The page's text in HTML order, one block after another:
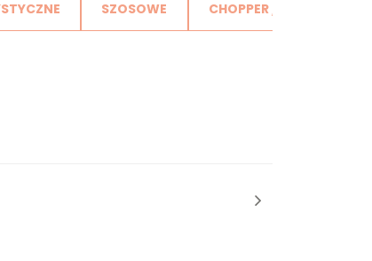
SZOSOWE CHOPPER / CRUISER